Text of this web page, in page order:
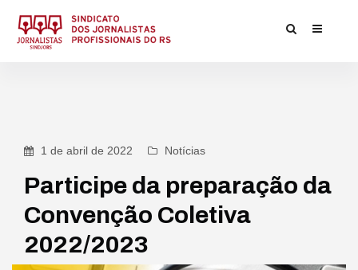
1 de abril de 2022 Notícias
Participe da preparação da
Convenção Coletiva
2022/2023